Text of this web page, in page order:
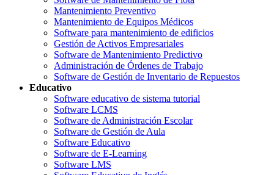
Mantenimiento Preventivo
Mantenimiento de Equipos Médicos
Software para mantenimiento de edificios
Gestión de Activos Empresariales
Software de Mantenimiento Predictivo
Administración de Órdenes de Trabajo
Software de Gestión de Inventario de Repuestos
Educativo
Software educativo de sistema tutorial
Software LCMS
Software de Administración Escolar
Software de Gestión de Aula
Software Educativo
Software de E-Learning
Software LMS